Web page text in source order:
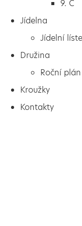
9. C
Jídelna
Jídelní
Družina
Roční
Kroužky
Kontakty